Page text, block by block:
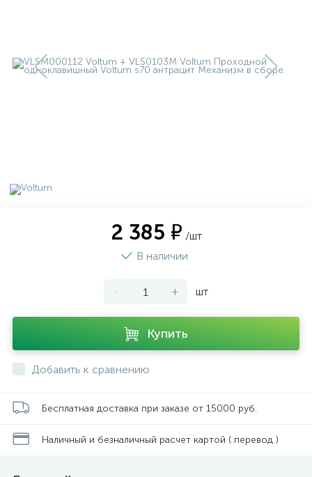
2 385 ₽ /шт
В наличии
- + шт
Купить
Добавить к сравнению
Бесплатная доставка при заказе от 15000 руб.
Наличный и безналичный расчет картой ( перевод )